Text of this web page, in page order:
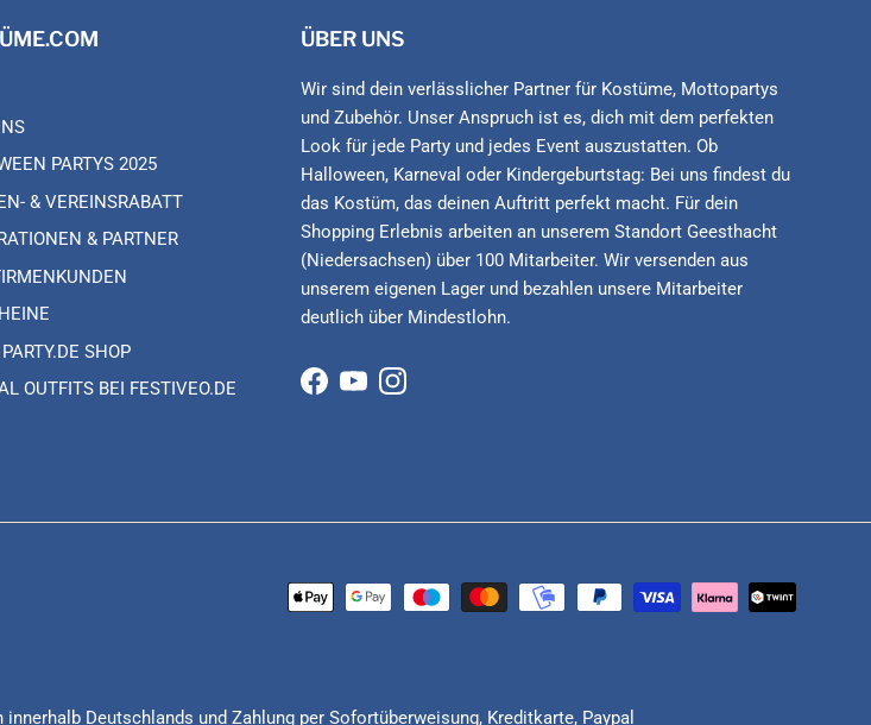
PARTYS 2025
& VEREINSRABATT
& PARTNER
SHOP
OUTFITS BEI FESTIVEO.DE
ÜBER UNS
Wir sind dein verlässlicher Partner für Kostüme, Mottopartys
und Zubehör. Unser Anspruch ist es, dich mit dem perfekten
Look für jede Party und jedes Event auszustatten. Ob
Halloween, Karneval oder Kindergeburtstag: Bei uns findest du
das Kostüm, das deinen Auftritt perfekt macht. Für dein
Shopping Erlebnis arbeiten an unserem Standort Geesthacht
(Niedersachsen) über 100 Mitarbeiter. Wir versenden aus
unserem eigenen Lager und bezahlen unsere Mitarbeiter
deutlich über Mindestlohn.
Facebook
YouTubeInstagram
Deutschlands und Zahlung per Sofortüberweisung, Kreditkarte, Paypal